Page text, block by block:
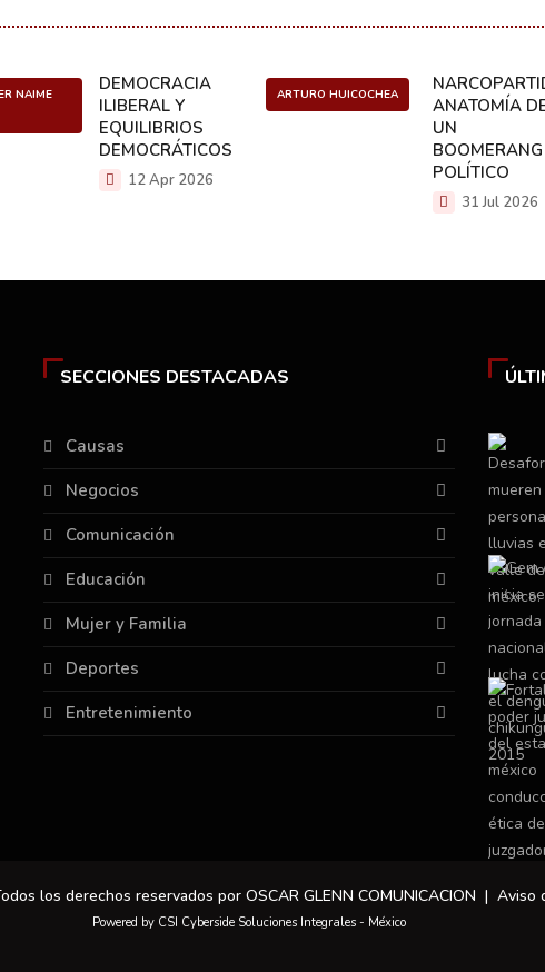
NAIME
DEMOCRACIA
ILIBERAL Y
EQUILIBRIOS
DEMOCRÁTICOS
12 Apr 2026
ARTURO HUICOCHEA
ANATOMÍA
UN
BOOMERANG
POLÍTICO
31 Jul 2026
SECCIONES DESTACADAS
Causas
Negocios
Comunicación
Educación
Mujer y Familia
Deportes
Entretenimiento
los derechos reservados por OSCAR GLENN COMUNICACION | Aviso
Powered by CSI Cyberside Soluciones Integrales - México